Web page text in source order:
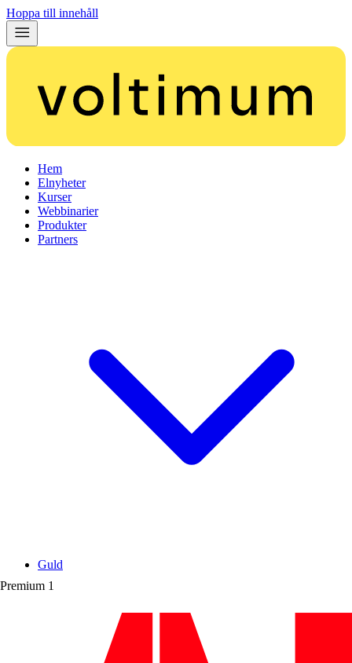
Hoppa till innehåll
Hem
Elnyheter
Kurser
Webbinarier
Produkter
Partners
Premium 1
Guld